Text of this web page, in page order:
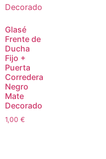
Glasé
Frente de
Ducha
Fijo +
Puerta
Corredera
Negro
Mate
Decorado
1,00 €